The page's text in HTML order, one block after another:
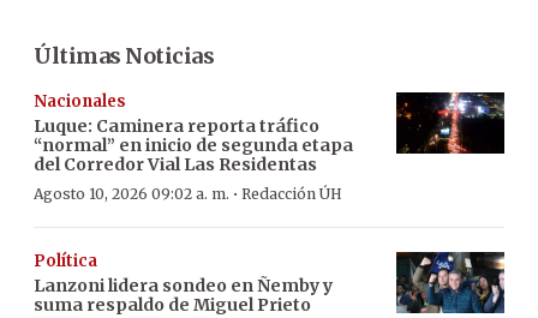
Últimas Noticias
Nacionales
Luque: Caminera reporta tráfico
“normal” en inicio de segunda etapa
del Corredor Vial Las Residentas
Agosto 10, 2026 09:02 a. m. · Redacción ÚH
Política
Lanzoni lidera sondeo en Ñemby y
suma respaldo de Miguel Prieto